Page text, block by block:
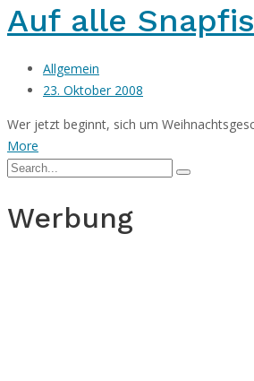
Auf alle
Allgemein
23. Oktober 2008
Wer jetzt beginnt, sich um
More
Werbung